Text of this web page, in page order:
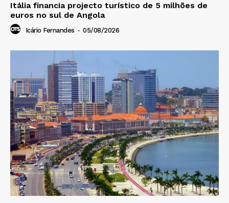
Itália financia projecto turístico de 5 milhões de
euros no sul de Angola
Icário Fernandes - 05/08/2026